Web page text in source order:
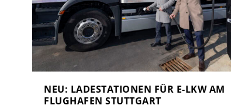
NEU: LADESTATIONEN FÜR E-LKW AM
FLUGHAFEN STUTTGART